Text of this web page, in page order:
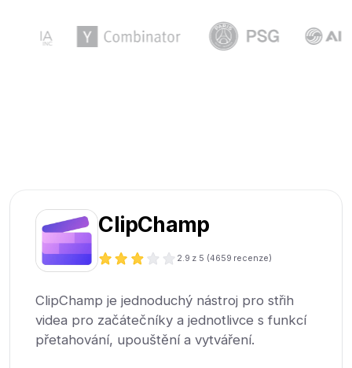
ClipChamp
2.9 z 5 (4659 recenze)
ClipChamp je jednoduchý nástroj pro střih
videa pro začátečníky a jednotlivce s funkcí
přetahování, upouštění a vytváření.